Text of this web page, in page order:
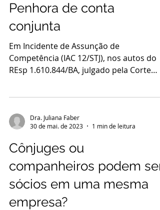
Penhora de conta
conjunta
Em Incidente de Assunção de
Competência (IAC 12/STJ), nos autos do
REsp 1.610.844/BA, julgado pela Corte
Dra. Juliana Faber
30 de mai. de 2023
1 min de leitura
Cônjuges ou
companheiros podem ser
sócios em uma mesma
empresa?